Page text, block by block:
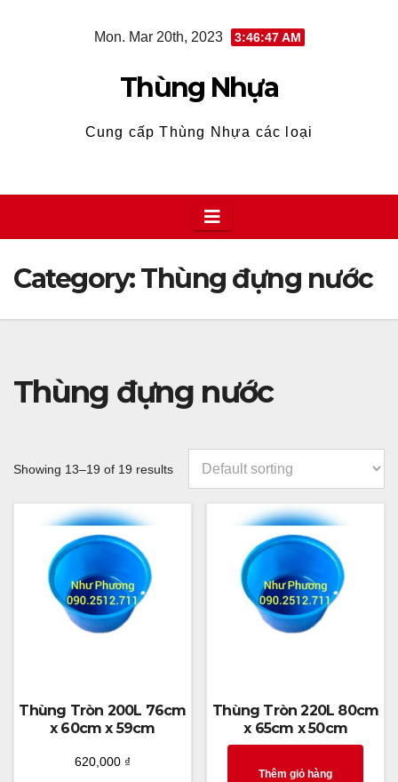
Mon. Mar 20th, 2023 3:46:48 AM
Thùng Nhựa
Cung cấp Thùng Nhựa các loại
Category:Thùng đựng nước
Thùng đựng nước
Showing 13–19 of 19 results
Thùng Tròn 200L 76cm
x 60cm x 59cm
620,000 ₫
Thùng Tròn 220L 80cm
x 65cm x 50cm
Thêm giỏ hàng